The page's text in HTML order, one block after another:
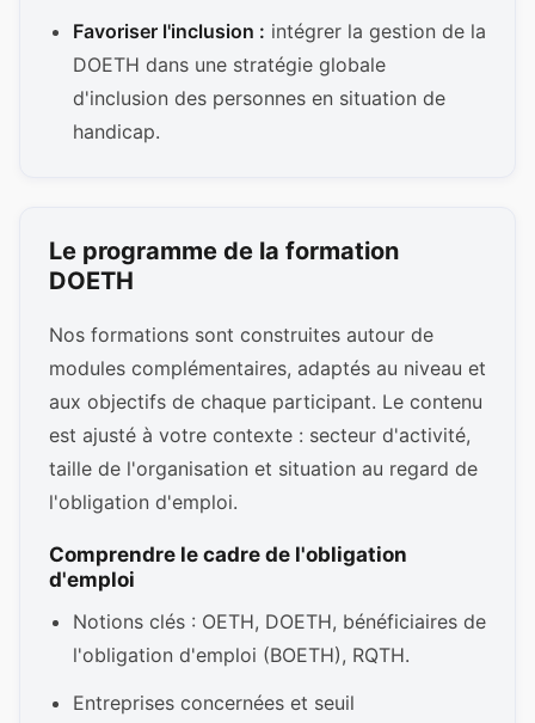
Favoriser l'inclusion : intégrer la gestion de la
DOETH dans une stratégie globale
d'inclusion des personnes en situation de
handicap.
Le programme de la formation
DOETH
Nos formations sont construites autour de
modules complémentaires, adaptés au niveau et
aux objectifs de chaque participant. Le contenu
est ajusté à votre contexte : secteur d'activité,
taille de l'organisation et situation au regard de
l'obligation d'emploi.
Comprendre le cadre de l'obligation
d'emploi
Notions clés : OETH, DOETH, bénéficiaires de
l'obligation d'emploi (BOETH), RQTH.
Entreprises concernées et seuil